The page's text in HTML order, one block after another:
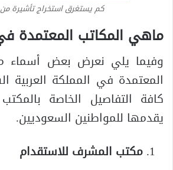
كم يستغرق استخراج تأشيرة
ماهي المكاتب المعتمدة
وفيما يلي نعرض بعض أسماء
المعتمدة في المملكة العربية
كافة التفاصيل الخاصة
يقدمها للمواطنين السعوديين.
مكتب المشرف للاستقدام